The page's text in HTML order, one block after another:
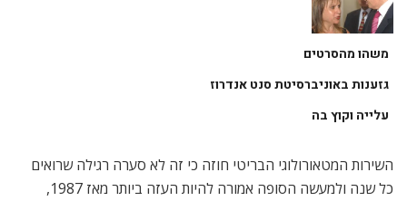
משהו מהסרטים
גזענות באוניברסיטת סנט אנדרוז
עלייה וקוץ בה
השירות המטאורולוגי הבריטי חוזה כי זה לא סערה רגילה שרואים
כל שנה ולמעשה הסופה אמורה להיות העזה ביותר מאז 1987,